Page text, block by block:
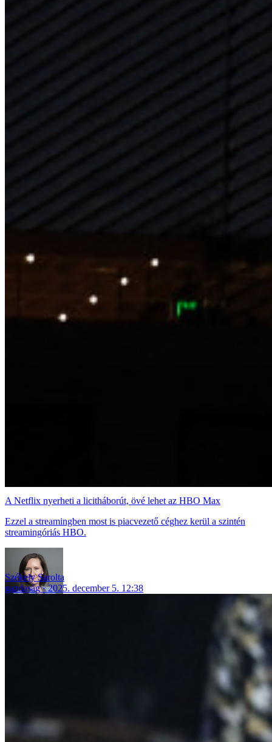
A Netflix nyerheti a licitháborút, övé lehet az HBO Max
Ezzel a streamingben most is piacvezető céghez kerül a szintén
streamingóriás HBO.
Székely Sarolta
gazdaság
2025. december 5. 12:38